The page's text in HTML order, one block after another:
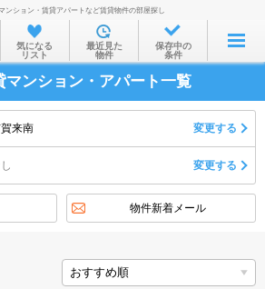
お部屋を探す
沿線・駅から
住所から
物件特集から
不動産会社から
TOP
ンション・賃貸アパートなど賃貸物件の部屋探し
気になる
リスト
最近見た
物件
保存中の
条件
マンション・アパート一覧
来南 変更する
変更する
物件新着メール